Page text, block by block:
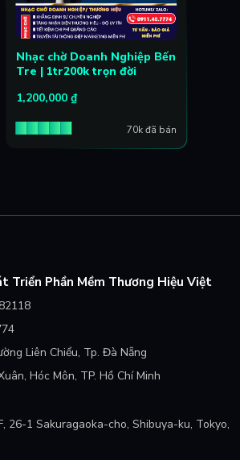
Nhạc chờ Doanh Nghiệp Bến
Tre | 1tr200k trọn đời
1,200,000 ₫
70k đã bán
Triển Phần Mềm Thương Hiệu Việt
Liên Chiểu, Tp. Đà Nẵng
Hóc Môn, TP. Hồ Chí Minh
26-1 Sakuragaoka-cho, Shibuya-ku, Tokyo,